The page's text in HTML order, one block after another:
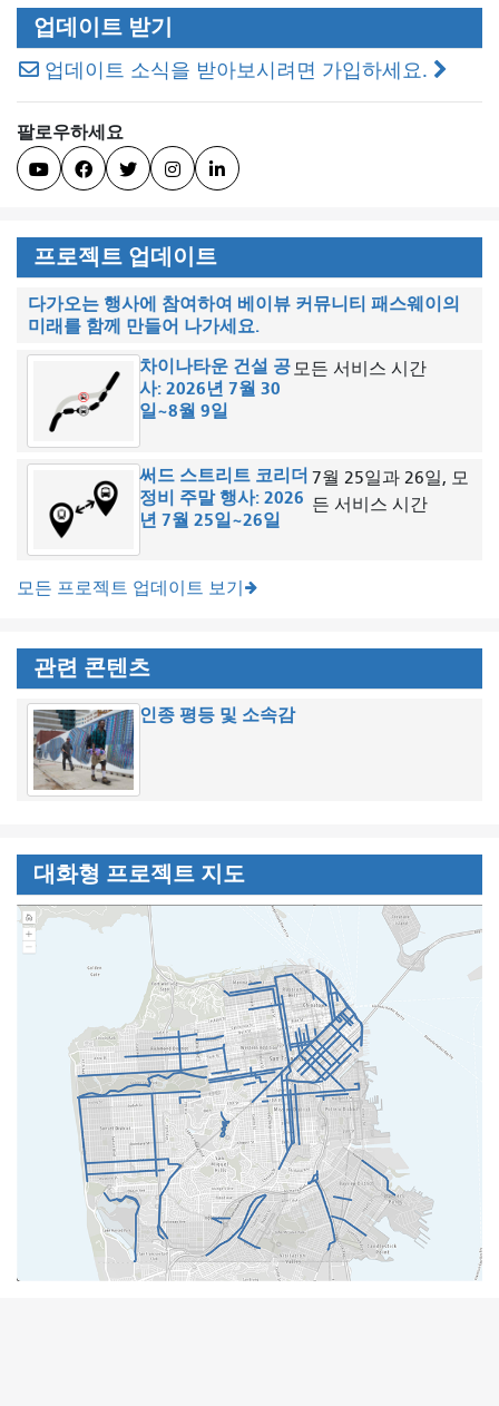
기
업데이트 받기
업데이트 소식을 받아보시려면 가입하세요.
팔로우하세요
    
프로젝트 업데이트
다가오는 행사에 참여하여 베이뷰 커뮤니티 패스웨이의
미래를 함께 만들어 나가세요.
차이나타운 건설 공
사: 2026년 7월 30
일~8월 9일
모든 서비스 시간
써드 스트리트 코리더
정비 주말 행사: 2026
년 7월 25일~26일
7월 25일과 26일, 모
든 서비스 시간
모든 프로젝트 업데이트 보기
관련 콘텐츠
인종 평등 및 소속감
대화형 프로젝트 지도